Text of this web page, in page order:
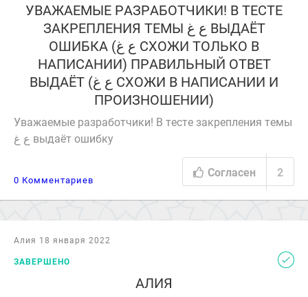
УВАЖАЕМЫЕ РАЗРАБОТЧИКИ! В ТЕСТЕ
ЗАКРЕПЛЕНИЯ ТЕМЫ ع غ ВЫДАЁТ
ОШИБКА (ع غ СХОЖИ ТОЛЬКО В
НАПИСАНИИ) ПРАВИЛЬНЫЙ ОТВЕТ
ВЫДАЁТ (ع غ СХОЖИ В НАПИСАНИИ И
ПРОИЗНОШЕНИИ)
Уважаемые разработчики! В тесте закрепления темы
ع غ выдаёт ошибку
0 Комментариев
Согласен 2
Алия 18 января 2022
ЗАВЕРШЕНО
АЛИЯ